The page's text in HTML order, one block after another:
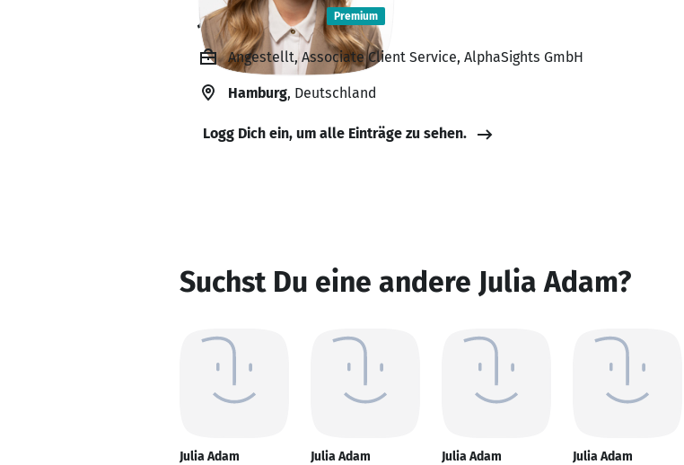
Julia Adam Premium
Angestellt, Associate Client Service, AlphaSights GmbH
Hamburg, Deutschland
Logg Dich ein, um alle Einträge zu sehen.
Suchst Du eine andere Julia Adam?
Julia Adam Julia Adam Julia Adam Julia Adam